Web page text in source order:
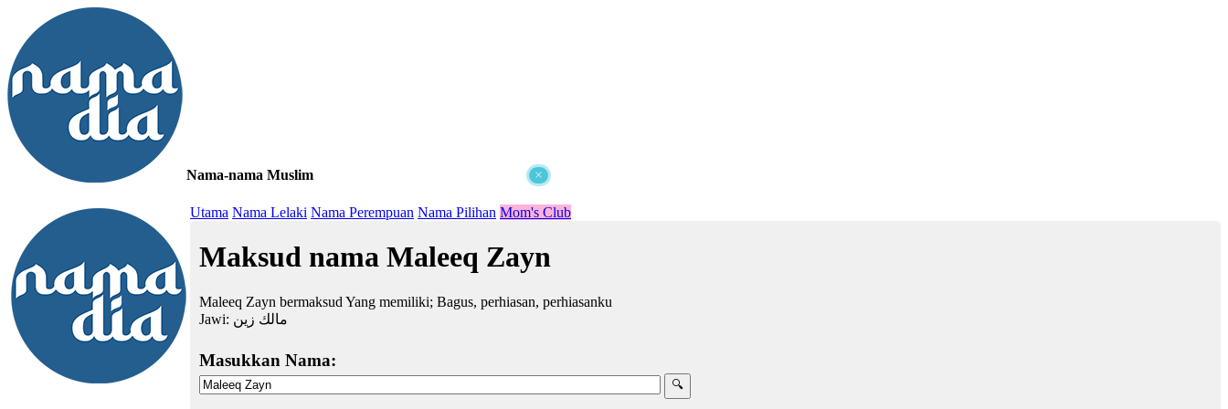
×
Nama-nama Muslim
Utama Nama Lelaki Nama Perempuan Nama Pilihan Mom's Club
Maksud nama Maleeq Zayn
Maleeq Zayn bermaksud Yang memiliki; Bagus, perhiasan, perhiasanku
Jawi: مالك زين
Masukkan Nama: